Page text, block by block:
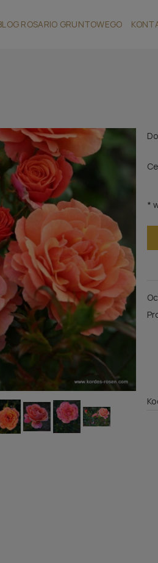
ROSARIO GRUNTOWEGO
*